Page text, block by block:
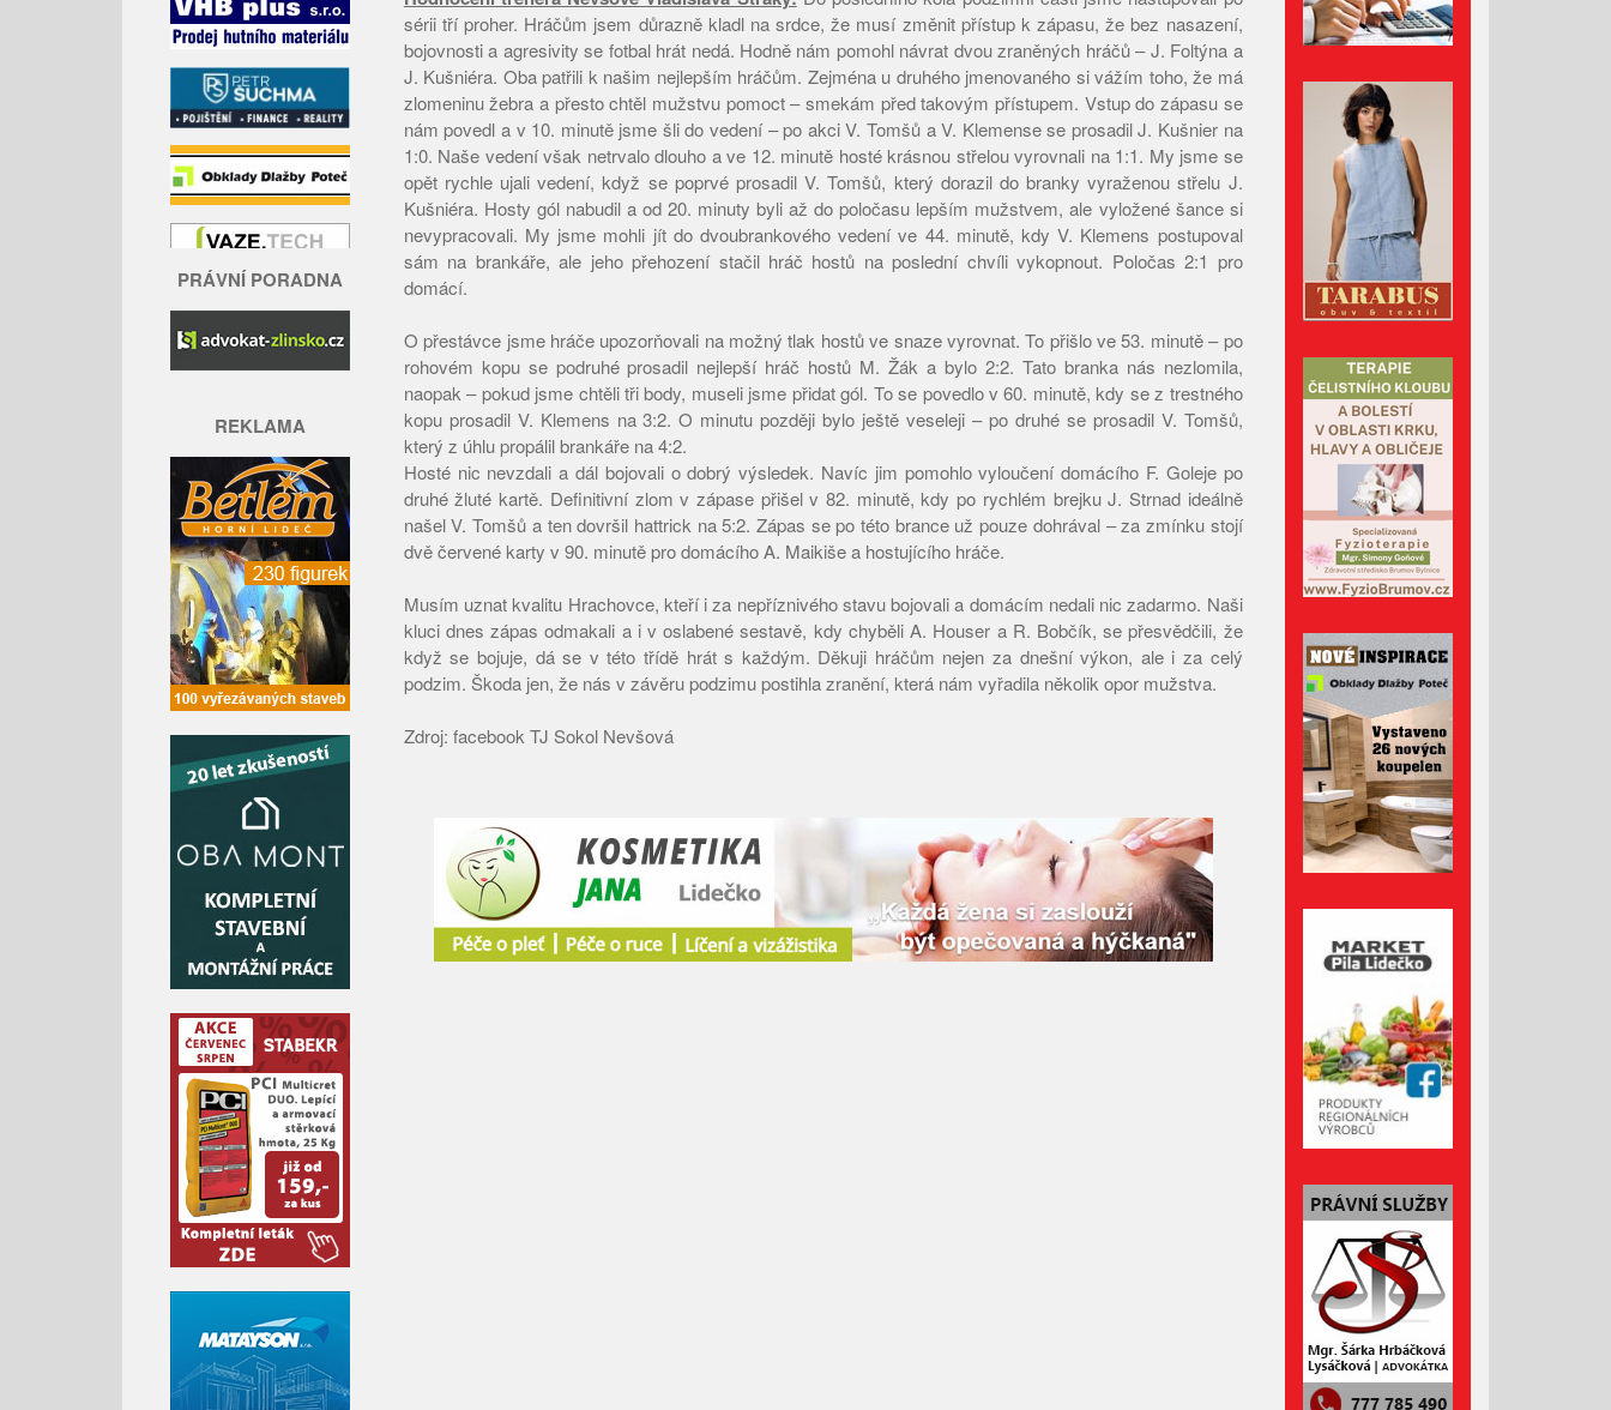
Leden 2026
Prosinec 2025
Listopad 2025
Říjen 2025
Září 2025
Srpen 2025
Červenec 2025
Červen 2025
Květen 2025
Duben 2025
Březen 2025
Únor 2025
Leden 2025
Prosinec 2024
Listopad 2024
Říjen 2024
Září 2024
Červenec 2024
Červen 2024
Květen 2024
Duben 2024
Březen 2024
Únor 2024
Leden 2024
Říjen 2023
Září 2023
Srpen 2023
Červenec 2023
Červen 2023
Květen 2023
Březen 2023
Únor 2023
Leden 2023
Prosinec 2022
Listopad 2022
Říjen 2022
PRÁVNÍ PORADNA
REKLAMA
sérii tří proher. Hráčům jsem důrazně kladl na srdce, že musí změnit přístup k zápasu, že bez nasazení,
bojovnosti a agresivity se fotbal hrát nedá. Hodně nám pomohl návrat dvou zraněných hráčů – J. Foltýna a
J. Kušniéra. Oba patřili k našim nejlepším hráčům. Zejména u druhého jmenovaného si vážím toho, že má
zlomeninu žebra a přesto chtěl mužstvu pomoct – smekám před takovým přístupem. Vstup do zápasu se
nám povedl a v 10. minutě jsme šli do vedení – po akci V. Tomšů a V. Klemense se prosadil J. Kušnier na
1:0. Naše vedení však netrvalo dlouho a ve 12. minutě hosté krásnou střelou vyrovnali na 1:1. My jsme se
opět rychle ujali vedení, když se poprvé prosadil V. Tomšů, který dorazil do branky vyraženou střelu J.
Kušniéra. Hosty gól nabudil a od 20. minuty byli až do poločasu lepším mužstvem, ale vyložené šance si
nevypracovali. My jsme mohli jít do dvoubrankového vedení ve 44. minutě, kdy V. Klemens postupoval
sám na brankáře, ale jeho přehození stačil hráč hostů na poslední chvíli vykopnout. Poločas 2:1 pro
domácí.
O přestávce jsme hráče upozorňovali na možný tlak hostů ve snaze vyrovnat. To přišlo ve 53. minutě – po
rohovém kopu se podruhé prosadil nejlepší hráč hostů M. Žák a bylo 2:2. Tato branka nás nezlomila,
naopak – pokud jsme chtěli tři body, museli jsme přidat gól. To se povedlo v 60. minutě, kdy se z trestného
kopu prosadil V. Klemens na 3:2. O minutu později bylo ještě veseleji – po druhé se prosadil V. Tomšů,
který z úhlu propálil brankáře na 4:2.
Hosté nic nevzdali a dál bojovali o dobrý výsledek. Navíc jim pomohlo vyloučení domácího F. Goleje po
druhé žluté kartě. Definitivní zlom v zápase přišel v 82. minutě, kdy po rychlém brejku J. Strnad ideálně
našel V. Tomšů a ten dovršil hattrick na 5:2. Zápas se po této brance už pouze dohrával – za zmínku stojí
dvě červené karty v 90. minutě pro domácího A. Maikiše a hostujícího hráče.
Musím uznat kvalitu Hrachovce, kteří i za nepříznivého stavu bojovali a domácím nedali nic zadarmo. Naši
kluci dnes zápas odmakali a i v oslabené sestavě, kdy chyběli A. Houser a R. Bobčík, se přesvědčili, že
když se bojuje, dá se v této třídě hrát s každým. Děkuji hráčům nejen za dnešní výkon, ale i za celý
podzim. Škoda jen, že nás v závěru podzimu postihla zranění, která nám vyřadila několik opor mužstva.
Zdroj: facebook TJ Sokol Nevšová